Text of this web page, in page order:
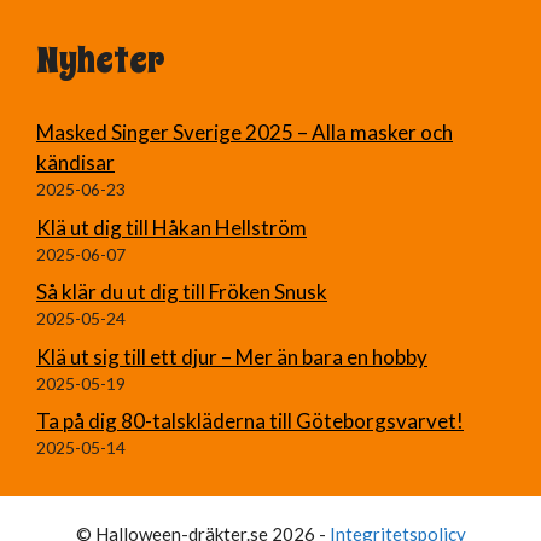
Nyheter
Masked Singer Sverige 2025 – Alla masker och
kändisar
2025-06-23
Klä ut dig till Håkan Hellström
2025-06-07
Så klär du ut dig till Fröken Snusk
2025-05-24
Klä ut sig till ett djur – Mer än bara en hobby
2025-05-19
Ta på dig 80-talskläderna till Göteborgsvarvet!
2025-05-14
© Halloween-dräkter.se 2026 - Integritetspolicy